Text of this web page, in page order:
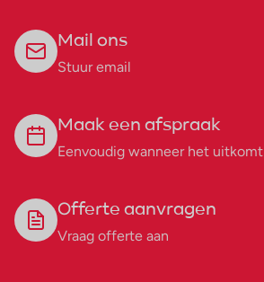
Mail ons
Stuur email
Maak een afspraak
Eenvoudig wanneer het uitkomt
Offerte aanvragen
Vraag offerte aan